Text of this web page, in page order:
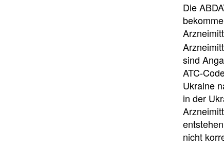
Die
sind
ATC-
Ukraine
in der
nicht